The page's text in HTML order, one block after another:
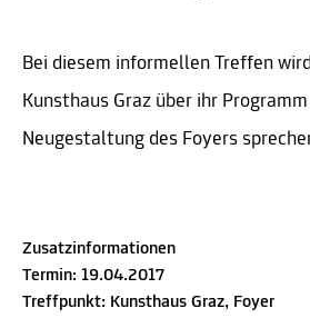
Bei diesem informellen Treffen
Kunsthaus Graz über ihr
Neugestaltung des Foyers
Zusatzinformationen
Termin: 19.04.2017
Treffpunkt: Kunsthaus Graz, Foyer